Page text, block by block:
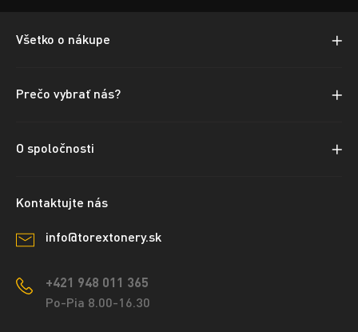
Všetko o nákupe
Prečo vybrať nás?
O spoločnosti
Kontaktujte nás
info@torextonery.sk
+421 948 011 365
Po-Pia 8.00-16.30